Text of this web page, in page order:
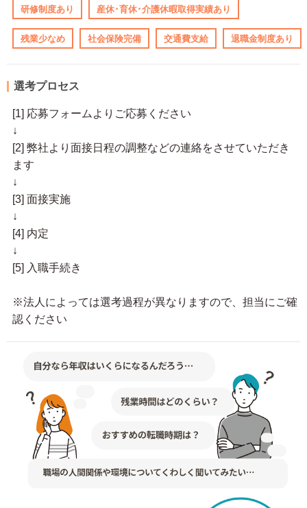
研修制度あり 産休･育休･介護休暇取得実績あり
残業少なめ 社会保険完備 交通費支給 退職金制度あり
選考プロセス
[1] 応募フォームよりご応募ください
↓
[2] 弊社より面接日程の調整などの連絡をさせていただき
ます
↓
[3] 面接実施
↓
[4] 内定
↓
[5] 入職手続き
※法人によっては選考過程が異なりますので、担当にご確
認ください